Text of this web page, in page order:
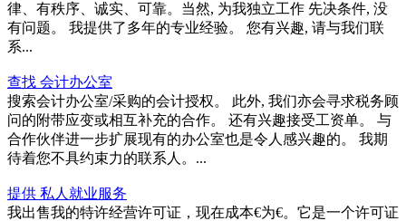
律、有秩序、诚实、可靠。当然, 为我独立工作 先决条件, 没
有问题。 我提供了多年的专业经验。 您有兴趣, 请与我们联
系...
查找 会计办公室
搜索会计办公室/采购的会计授权。 此外, 我们亦会寻求税务顾
问的附带应变或相互补充的合作。 还有兴趣接受工资单。 与
合作伙伴进一步扩展现有的办公室也是令人感兴趣的。 我期
待着您不具约束力的联系人。...
提供 私人就业服务
我出售我的特许经营许可证，现在成本€为€。它是一个许可证